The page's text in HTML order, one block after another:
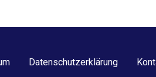
Datenschutzerklärung